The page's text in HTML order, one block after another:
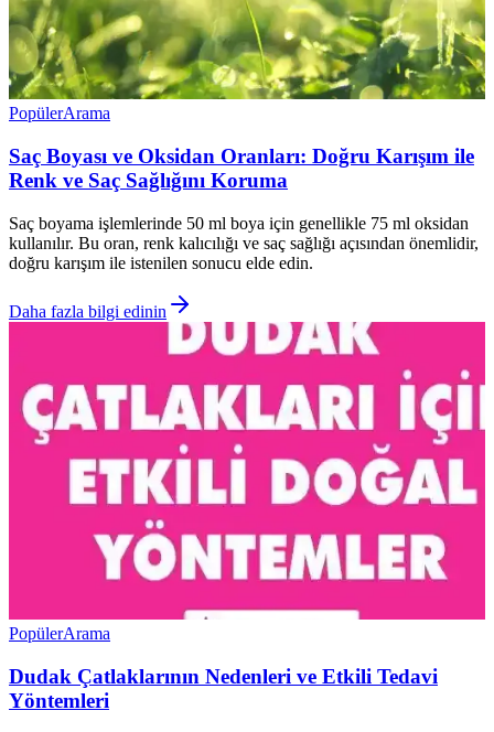
PopülerArama
Saç Boyası ve Oksidan Oranları: Doğru Karışım ile
Renk ve Saç Sağlığını Koruma
Saç boyama işlemlerinde 50 ml boya için genellikle 75 ml oksidan
kullanılır. Bu oran, renk kalıcılığı ve saç sağlığı açısından önemlidir,
doğru karışım ile istenilen sonucu elde edin.
Daha fazla bilgi edinin
PopülerArama
Dudak Çatlaklarının Nedenleri ve Etkili Tedavi
Yöntemleri